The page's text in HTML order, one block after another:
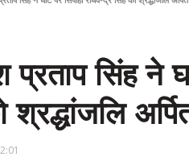
प्रताप सिंह ने
श्रद्धांजलि